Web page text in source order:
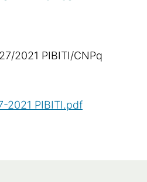
2021 PIBITI/CNPq
2021 PIBITI.pdf